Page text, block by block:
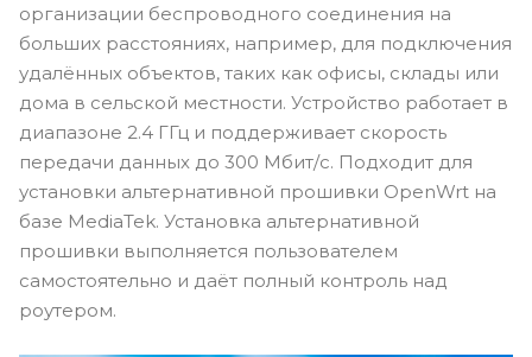
организации беспроводного соединения на
больших расстояниях, например, для подключения
удалённых объектов, таких как офисы, склады или
дома в сельской местности. Устройство работает в
диапазоне 2.4 ГГц и поддерживает скорость
передачи данных до 300 Мбит/с. Подходит для
установки альтернативной прошивки OpenWrt на
базе MediaTek. Установка альтернативной
прошивки выполняется пользователем
самостоятельно и даёт полный контроль над
роутером.